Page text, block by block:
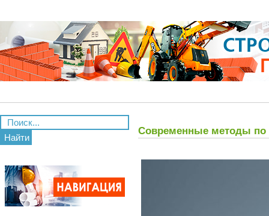
Найти
Современные методы